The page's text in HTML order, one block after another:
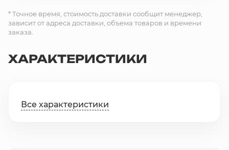
* Точное время, стоимость доставки сообщит менеджер,
зависит от адреса доставки, объема товаров и времени
заказа.
ХАРАКТЕРИСТИКИ
Все характеристики